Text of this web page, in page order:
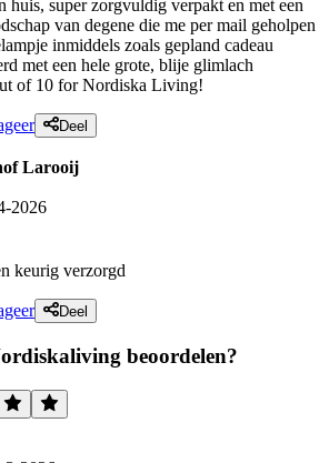
huis, super zorgvuldig verpakt en met een
van degene die me per mail geholpen
inmiddels zoals gepland cadeau
met een hele grote, blije glimlach
of 10 for Nordiska Living!
Deel
Larooij
2026
keurig verzorgd
Deel
beoordelen?